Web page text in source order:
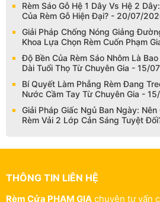
Rèm Sáo Gỗ Hệ 1 Dây Vs Hệ 2
Của Rèm Gỗ Hiện Đại? - 20/07/
Giải Pháp Chống Nóng Giảng
Khoa Lựa Chọn Rèm Cuốn Phạm
Độ Bền Của Rèm Sáo Nhôm Là
Dài Tuổi Thọ Từ Chuyên Gia - 15/
Bí Quyết Làm Phẳng Rèm Đang
Nước Cầm Tay Từ Chuyên Gia -
Giải Pháp Giấc Ngủ Ban Ngày:
Rèm Vải 2 Lớp Cản Sáng Tuyệt
THÔNG TIN LIÊN HỆ
Rèm Cửa PHẠM GIA chuyên tư vấn